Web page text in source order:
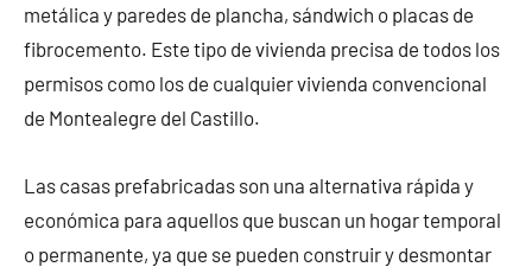
metálica y paredes de plancha, sándwich o placas de
fibrocemento. Este tipo de vivienda precisa de todos los
permisos como los de cualquier vivienda convencional
de Montealegre del Castillo.
Las casas prefabricadas son una alternativa rápida y
económica para aquellos que buscan un hogar temporal
o permanente, ya que se pueden construir y desmontar